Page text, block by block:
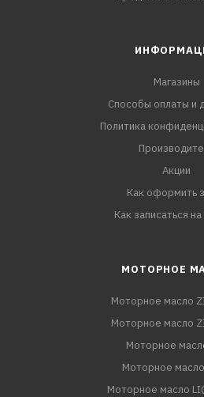
Магазины
Способы оплаты и
Политика
Акции
Как оформить
Как записаться
МОТОРНОЕ
Моторное масло
Моторное масло
Моторное
Моторное масло
Моторное масло